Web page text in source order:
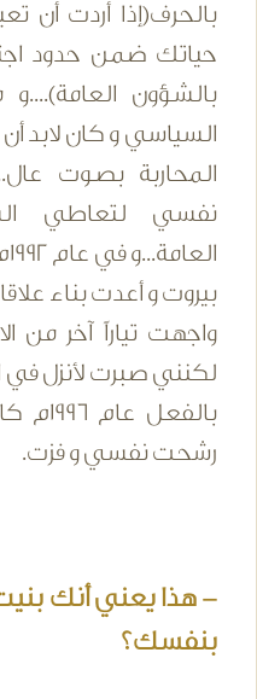
بالحرف(إذا أردت أن
حياتك ضمن حدود
بالشؤون
السياسي و كان لابد أن
المحاربة بصوت
نفسي لتعاطي
بيروت و أعدت بناء
واجهت تياراً آخر من
رشحت نفسي و فزت.
- هذا يعني أنك
بنفسك؟